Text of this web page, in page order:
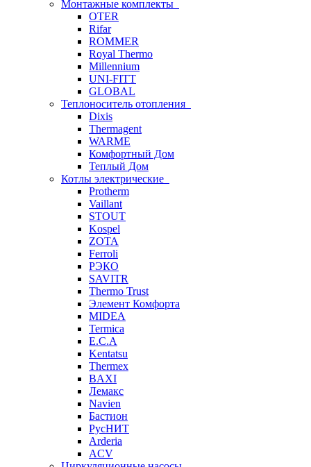
Монтажные комплекты
OTER
Rifar
ROMMER
Royal Thermo
Millennium
UNI-FITT
GLOBAL
Теплоноситель отопления
Dixis
Thermagent
WARME
Комфортный Дом
Теплый Дом
Котлы электрические
Protherm
Vaillant
STOUT
Kospel
ZOTA
Ferroli
РЭКО
SAVITR
Thermo Trust
Элемент Комфорта
MIDEA
Termica
E.C.A
Kentatsu
Thermex
BAXI
Лемакс
Navien
Бастион
РусНИТ
Arderia
ACV